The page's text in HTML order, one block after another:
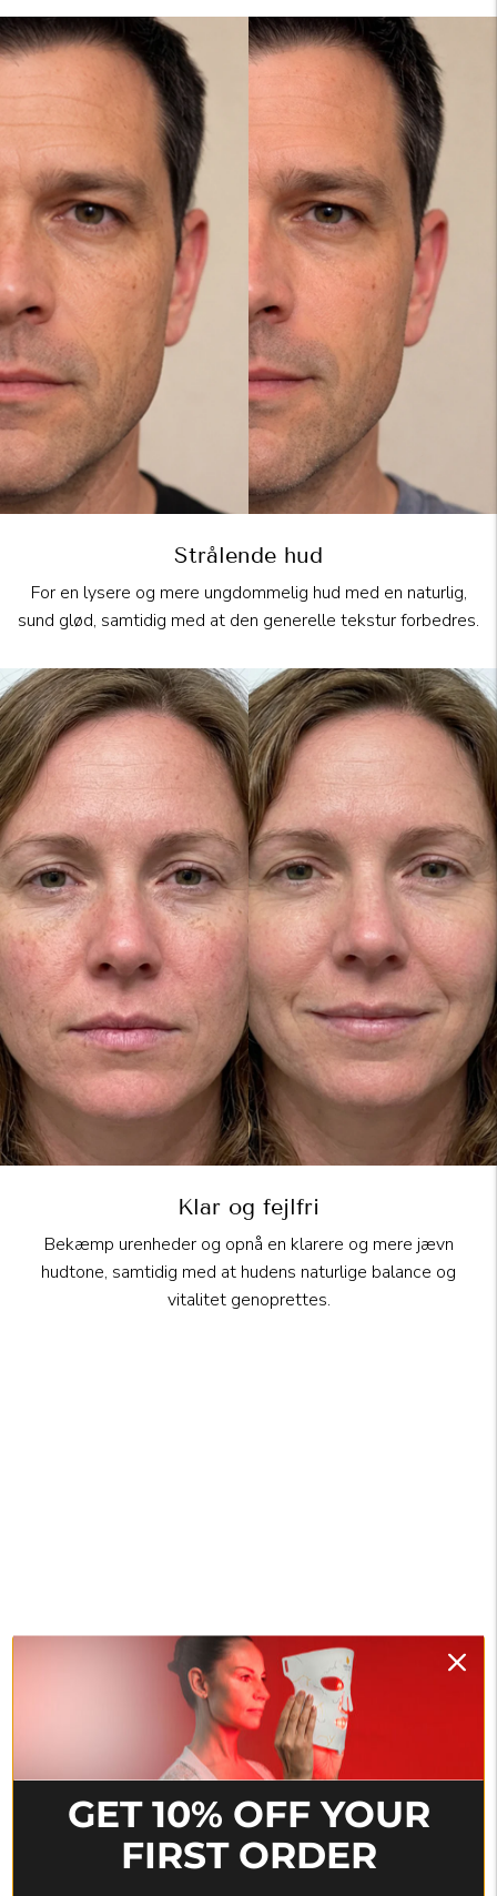
Strålende hud
For en lysere og mere ungdommelig hud med en naturlig,
sund glød, samtidig med at den generelle tekstur forbedres.
Klar og fejlfri
Bekæmp urenheder og opnå en klarere og mere jævn
hudtone, samtidig med at hudens naturlige balance og
vitalitet genoprettes.
GET 10% OFF YOUR
FIRST ORDER